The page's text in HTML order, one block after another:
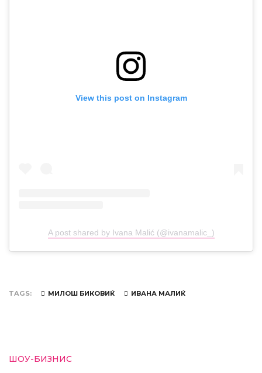
View this post on Instagram
A post shared by Ivana Malić (@ivanamalic_)
TAGS МИЛОШ БИКОВИЌ ИВАНА МАЛИЌ
ШОУ-БИЗНИС